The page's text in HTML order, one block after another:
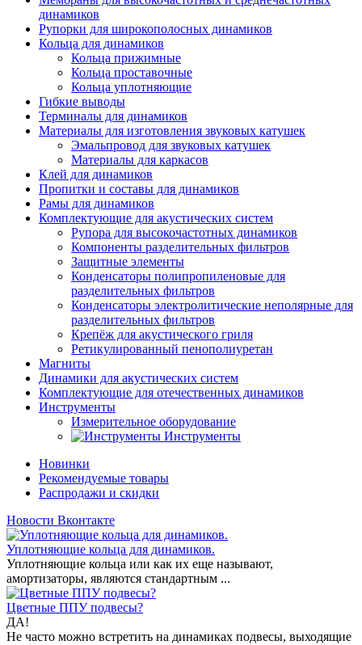
динамиков
Рупорки для широкополосных динамиков
Кольца для динамиков
Кольца прижимные
Кольца проставочные
Кольца уплотняющие
Гибкие выводы
Терминалы для динамиков
Материалы для изготовления звуковых катушек
Эмальпровод для звуковых катушек
Материалы для каркасов
Клей для динамиков
Пропитки и составы для динамиков
Рамы для динамиков
Комплектующие для акустических систем
Рупора для высокочастотных динамиков
Компоненты разделительных фильтров
Защитные элементы
Конденсаторы полипропиленовые для
разделительных фильтров
Конденсаторы электролитические неполярные для
разделительных фильтров
Крепёж для акустического гриля
Ретикулированный пенополиуретан
Магниты
Динамики для акустических систем
Комплектующие для отечественных динамиков
Инструменты
Измерительное оборудование
Инструменты
Новинки
Рекомендуемые товары
Распродажи и скидки
Новости Вконтакте
Уплотняющие кольца для динамиков.
Уплотняющие кольца или как их еще называют,
амортизаторы, являются стандартным ...
Цветные ППУ подвесы?
ДА!
Не часто можно встретить на динамиках подвесы, выходящие